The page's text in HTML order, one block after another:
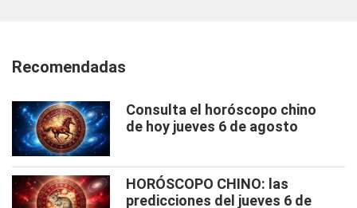
Recomendadas
Consulta el horóscopo chino
de hoy jueves 6 de agosto
HORÓSCOPO CHINO: las
predicciones del jueves 6 de